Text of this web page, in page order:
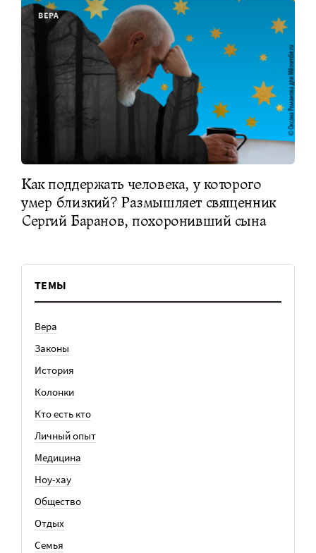
ВЕРА
Как поддержать человека, у которого
умер близкий? Размышляет священник
Сергий Баранов, похоронивший сына
ТЕМЫ
Вера
Законы
История
Колонки
Кто есть кто
Личный опыт
Медицина
Ноу-хау
Общество
Отдых
Семья